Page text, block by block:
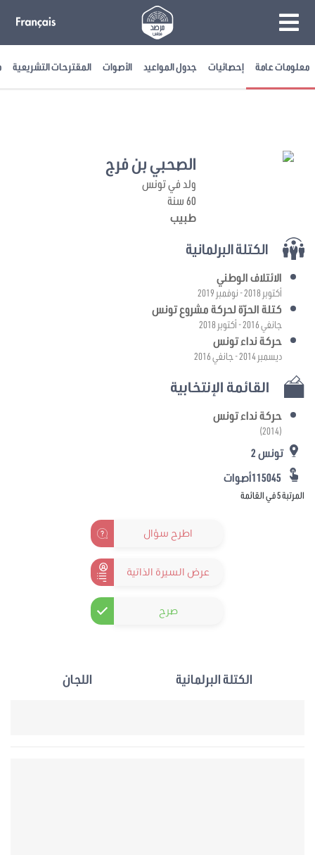
معلومات عامة إحصائيات جدول المواعيد الأصوات المقترحات التشريعية
الصحبي بن فرج
ولد في تونس
60 سنة
طبيب
الكتلة البرلمانية
الائتلاف الوطني
أكتوبر 2018 - نوفمبر 2019
كتلة الحرّة لحركة مشروع تونس
جانفي 2016 - أكتوبر 2018
حركة نداء تونس
ديسمبر 2014 - جانفي 2016
القائمة الإنتخابية
حركة نداء تونس
(2014)
تونس 2
المرتبة 5 في القائمة
اطرح سؤال
عرض السيرة الذاتية
صرح
الكتلة البرلمانية اللجان